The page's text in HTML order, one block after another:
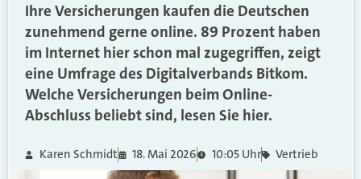
Ihre Versicherungen kaufen die Deutschen
zunehmend gerne online. 89 Prozent haben
im Internet hier schon mal zugegriffen, zeigt
eine Umfrage des Digitalverbands Bitkom.
Welche Versicherungen beim Online-
Abschluss beliebt sind, lesen Sie hier.
Karen Schmidt 18. Mai 2026 10:05 Uhr Vertrieb